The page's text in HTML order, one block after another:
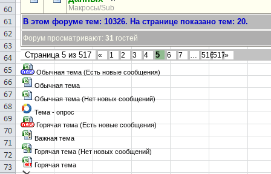
Макросы/Sub
В этом форуме тем: 10326. На странице показано тем: 20.
Форум просматривают: 31 гостей
Страница 5 из 517 « 1 2 3 4 5 6 7 … 516517»
Обычная тема (Есть новые сообщения)
Обычная тема
Обычная тема (Нет новых сообщений)
Тема - опрос
Горячая тема (Есть новые сообщения)
Важная тема
Горячая тема (Нет новых сообщений)
Горячая тема